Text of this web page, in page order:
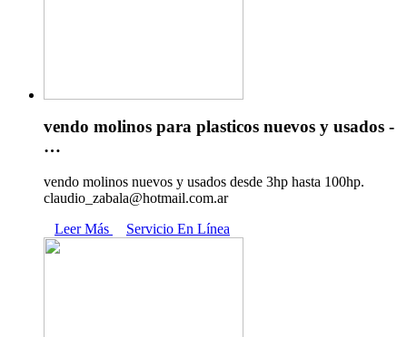
vendo molinos para plasticos nuevos y usados -
…
vendo molinos nuevos y usados desde 3hp hasta 100hp.
claudio_zabala@hotmail.com.ar
Leer Más
Servicio En Línea